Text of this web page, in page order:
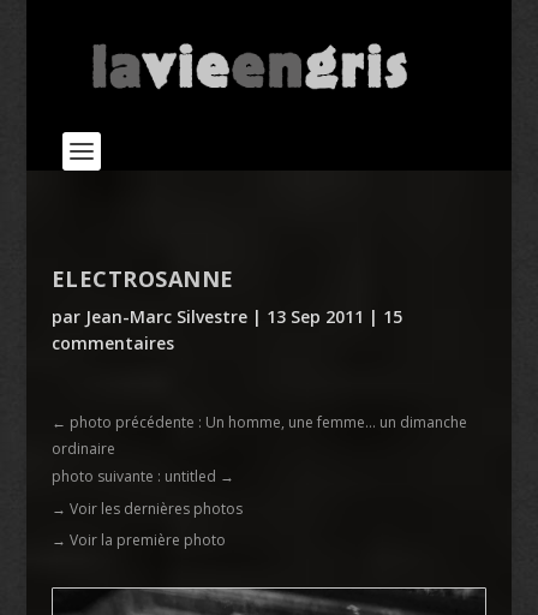
ELECTROSANNE
par Jean-Marc Silvestre| 13 Sep 2011 | 15
commentaires
← photo précédente : Un homme, une femme... un dimanche
ordinaire
photo suivante : untitled →
→ Voir les dernières photos
→ Voir la première photo